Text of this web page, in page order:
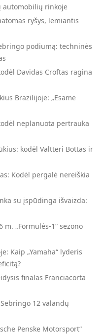
automobilių rinkoje
ryšys, lemiantis
podiumą: techninės
Davidas Croftas ragina
Brazilijoje: „Esame
neplanuota pertrauka
kodėl Valtteri Bottas ir
Kodėl pergalė nereiškia
su įspūdinga išvaizda:
m. „Formulės-1“ sezono
Kaip „Yamaha“ lyderis
finalas Franciacorta
12 valandų
Penske Motorsport“